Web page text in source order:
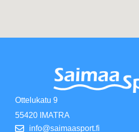
Ottelukatu 9
55420 IMATRA
info@saimaasport.fi